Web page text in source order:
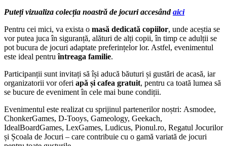
Puteți vizualiza colecția noastră de jocuri accesândaici
Pentru cei mici, va exista o masă dedicată copiilor, unde aceștia se
vor putea juca în siguranță, alături de alți copii, în timp ce adulții se
pot bucura de jocuri adaptate preferințelor lor. Astfel, evenimentul
este ideal pentruîntreaga familie.
Participanții sunt invitați să își aducă băuturi și gustări de acasă, iar
organizatorii vor oferi apă și cafea gratuit, pentru ca toată lumea să
se bucure de eveniment în cele mai bune condiții.
Evenimentul este realizat cu sprijinul partenerilor noștri: Asmodee,
ChonkerGames, D-Tooys, Gameology, Geekach,
IdealBoardGames, LexGames, Ludicus, Pionul.ro, Regatul Jocurilor
și Școala de Jocuri – care contribuie cu o gamă variată de jocuri